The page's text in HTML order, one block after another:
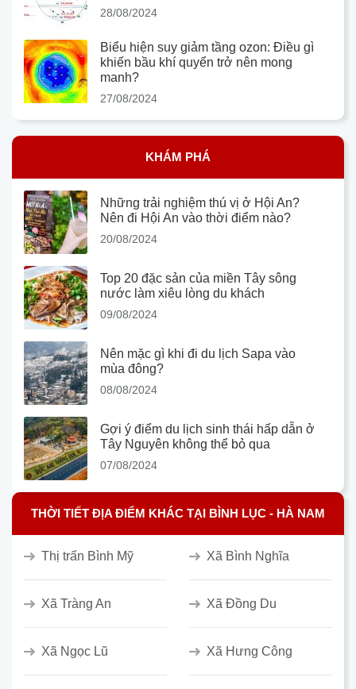
28/08/2024
Biểu hiện suy giảm tầng ozon: Điều gì
khiến bầu khí quyển trở nên mong
manh?
27/08/2024
KHÁM PHÁ
Những trải nghiệm thú vị ở Hội An?
Nên đi Hội An vào thời điểm nào?
20/08/2024
Top 20 đặc sản của miền Tây sông
nước làm xiêu lòng du khách
09/08/2024
Nên mặc gì khi đi du lịch Sapa vào
mùa đông?
08/08/2024
Gợi ý điểm du lịch sinh thái hấp dẫn ở
Tây Nguyên không thể bỏ qua
07/08/2024
THỜI TIẾT ĐỊA ĐIỂM KHÁC TẠI BÌNH LỤC - HÀ NAM
Thị trấn Bình Mỹ Xã Bình Nghĩa
Xã Tràng An Xã Đồng Du
Xã Ngọc Lũ Xã Hưng Công